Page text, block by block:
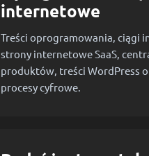
internetowe
Treści oprogramowania, ciągi
strony internetowe SaaS,
produktów, treści WordPress
procesy cyfrowe.